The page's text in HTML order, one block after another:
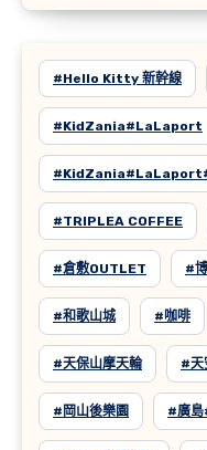
#Hello Kitty 新幹線
#KidZania#LaLaport
#KidZania#LaLaport#
#TRIPLEA COFFEE
#倉敷OUTLET #
#和歌山城 #咖啡
#天保山摩天輪 #天
#岡山後樂園 #廣島